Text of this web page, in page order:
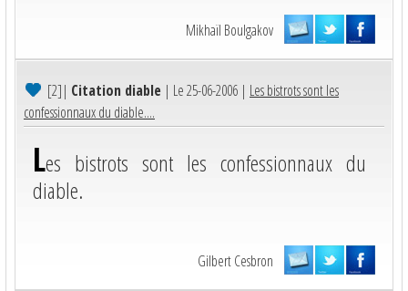
Mikhaïl Boulgakov
[2]| Citation diable | Le 25-06-2006 | Les bistrots sont les
confessionnaux du diable....
Les bistrots sont les confessionnaux du
diable.
Gilbert Cesbron